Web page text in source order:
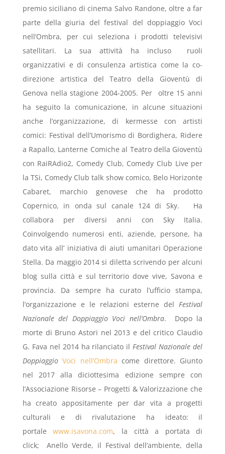
premio siciliano di cinema Salvo Randone, oltre a far
parte della giuria del festival del doppiaggio Voci
nell’Ombra, per cui seleziona i prodotti televisivi
satellitari. La sua attività ha incluso ruoli
organizzativi e di consulenza artistica come la co-
direzione artistica del Teatro della Gioventù di
Genova nella stagione 2004-2005. Per oltre 15 anni
ha seguito la comunicazione, in alcune situazioni
anche l’organizzazione, di kermesse con artisti
comici: Festival dell’Umorismo di Bordighera, Ridere
a Rapallo, Lanterne Comiche al Teatro della Gioventù
con RaiRAdio2, Comedy Club, Comedy Club Live per
la TSi, Comedy Club talk show comico, Belo Horizonte
Cabaret, marchio genovese che ha prodotto
Copernico, in onda sul canale 124 di Sky. Ha
collabora per diversi anni con Sky Italia.
Coinvolgendo numerosi enti, aziende, persone, ha
dato vita all’ iniziativa di aiuti umanitari Operazione
Stella. Da maggio 2014 si diletta scrivendo per alcuni
blog sulla città e sul territorio dove vive, Savona e
provincia. Da sempre ha curato l’ufficio stampa,
l’organizzazione e le relazioni esterne delFestival
Nazionale del Doppiaggio Voci nell’Ombra. Dopo la
morte di Bruno Astori nel 2013 e del critico Claudio
G. Fava nel 2014 ha rilanciato ilFestival Nazionale del
Doppiaggio Voci nell’Ombracome direttore. Giunto
nel 2017 alla diciottesima edizione sempre con
l’Associazione Risorse – Progetti & Valorizzazione che
ha creato appositamente per dar vita a progetti
culturali e di rivalutazione ha ideato: il
portalewww.isavona.com, la città a portata di
click; Anello Verde, il Festival dell’ambiente, della